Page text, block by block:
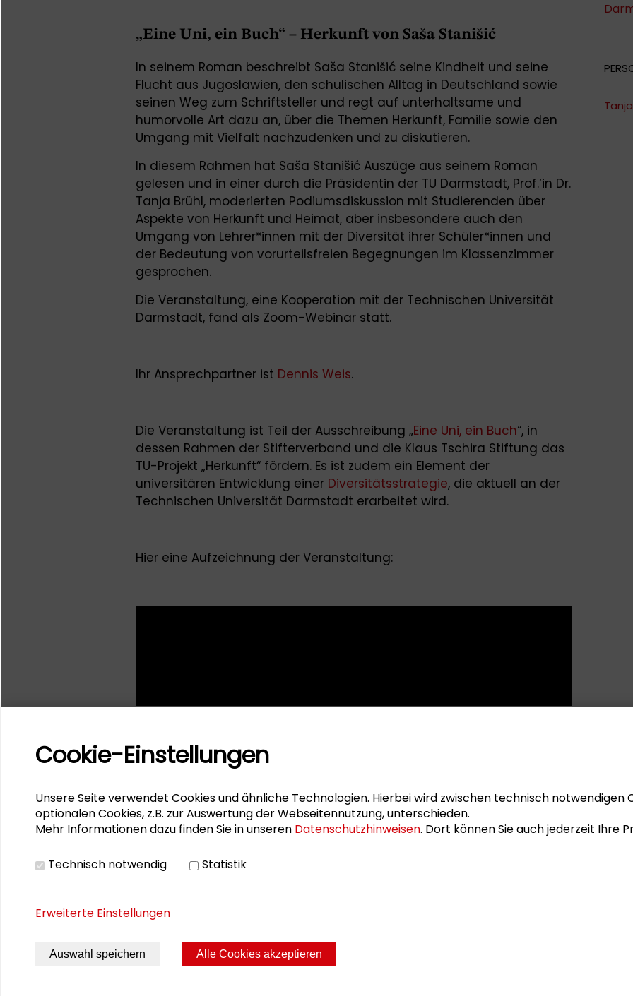
„Eine Uni, ein Buch“ – Herkunft von Saša Stanišić
In seinem Roman beschreibt Saša Stanišić seine Kindheit und seine
Flucht aus Jugoslawien, den schulischen Alltag in Deutschland sowie
seinen Weg zum Schriftsteller und regt auf unterhaltsame und
humorvolle Art dazu an, über die Themen Herkunft, Familie sowie den
Umgang mit Vielfalt nachzudenken und zu diskutieren.
In diesem Rahmen hat Saša Stanišić Auszüge aus seinem Roman
gelesen und in einer durch die Präsidentin der TU Darmstadt, Prof.‘in Dr.
Tanja Brühl, moderierten Podiumsdiskussion mit Studierenden über
Aspekte von Herkunft und Heimat, aber insbesondere auch den
Umgang von Lehrer*innen mit der Diversität ihrer Schüler*innen und
der Bedeutung von vorurteilsfreien Begegnungen im Klassenzimmer
gesprochen.
Die Veranstaltung, eine Kooperation mit der Technischen Universität
Darmstadt, fand als Zoom-Webinar statt.
Ihr Ansprechpartner ist Dennis Weis.
Die Veranstaltung ist Teil der Ausschreibung „Eine Uni, ein Buch“, in
dessen Rahmen der Stifterverband und die Klaus Tschira Stiftung das
TU-Projekt „Herkunft“ fördern. Es ist zudem ein Element der
universitären Entwicklung einer Diversitätsstrategie, die aktuell an der
Technischen Universität Darmstadt erarbeitet wird.
Hier eine Aufzeichnung der Veranstaltung:
Seite drucken Sitemap Impressum
Cookie-Einstellungen
Unsere Seite verwendet Cookies und ähnliche Technologien. Hierbei wird zwischen technisch
optionalen Cookies, z.B. zur Auswertung der Webseitennutzung, unterschieden.
Mehr Informationen dazu finden Sie in unseren Datenschutzhinweisen. Dort können Sie auch jederzeit Ihre
Technisch notwendig Statistik
Erweiterte Einstellungen
Auswahl speichern Alle Cookies akzeptieren